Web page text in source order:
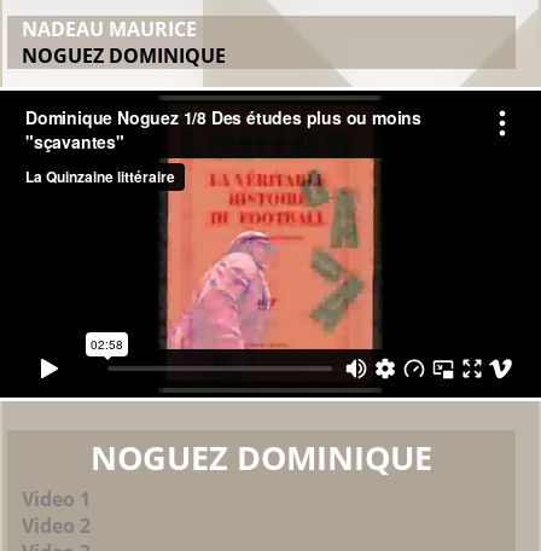
NADEAU MAURICE
NOGUEZ DOMINIQUE
NOGUEZ DOMINIQUE
Video 1
Video 2